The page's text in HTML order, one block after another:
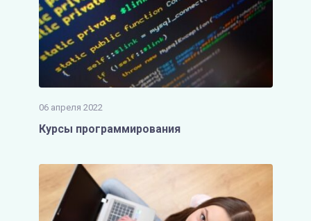
06 апреля 2022
Курсы программирования